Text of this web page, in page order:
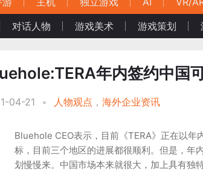
对话人物 游戏美术 游戏策划
年内签约中国
04-21 • 人物观点 ， 海外企业资讯
Bluehole CEO表示，目前《TERA》正在以年
标，目前三个地区的进展都很顺利。但是，年
划慢慢来。中国市场本来就很大，加上具有独